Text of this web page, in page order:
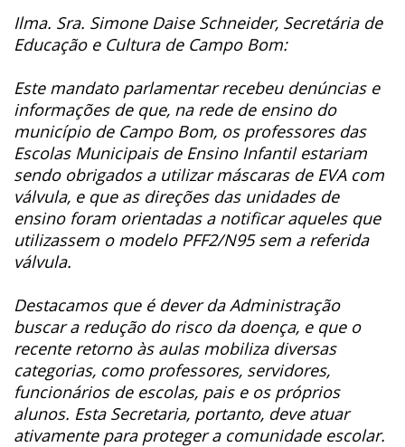
Ilma. Sra. Simone Daise Schneider, Secretária de
Educação e Cultura de Campo Bom:
Este mandato parlamentar recebeu denúncias e
informações de que, na rede de ensino do
município de Campo Bom, os professores das
Escolas Municipais de Ensino Infantil estariam
sendo obrigados a utilizar máscaras de EVA com
válvula, e que as direções das unidades de
ensino foram orientadas a notificar aqueles que
utilizassem o modelo PFF2/N95 sem a referida
válvula.
Destacamos que é dever da Administração
buscar a redução do risco da doença, e que o
recente retorno às aulas mobiliza diversas
categorias, como professores, servidores,
funcionários de escolas, pais e os próprios
alunos. Esta Secretaria, portanto, deve atuar
ativamente para proteger a comunidade escolar.